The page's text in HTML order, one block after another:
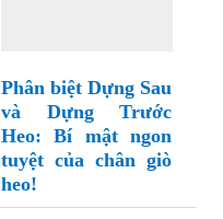
Phân biệt Dựng Sau
và Dựng Trước
Heo: Bí mật ngon
tuyệt của chân giò
heo!